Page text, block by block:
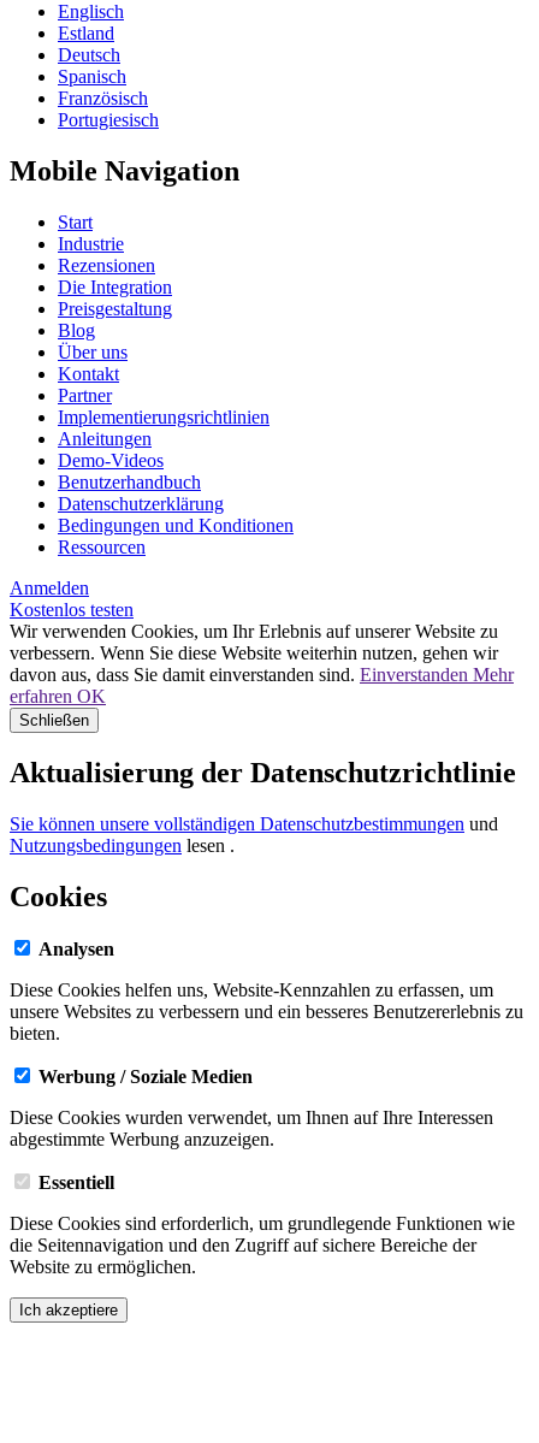
Englisch
Estland
Deutsch
Spanisch
Französisch
Portugiesisch
Mobile Navigation
Start
Industrie
Rezensionen
Die Integration
Preisgestaltung
Blog
Über uns
Kontakt
Partner
Implementierungsrichtlinien
Anleitungen
Demo-Videos
Benutzerhandbuch
Datenschutzerklärung
Bedingungen und Konditionen
Ressourcen
Anmelden
Kostenlos testen
Wir verwenden Cookies, um Ihr Erlebnis auf unserer Website zu
verbessern. Wenn Sie diese Website weiterhin nutzen, gehen wir
davon aus, dass Sie damit einverstanden sind. Einverstanden Mehr
erfahren OK
Schließen
Aktualisierung der Datenschutzrichtlinie
Sie können unsere vollständigen Datenschutzbestimmungen und
Nutzungsbedingungen lesen .
Cookies
Analysen
Diese Cookies helfen uns, Website-Kennzahlen zu erfassen, um
unsere Websites zu verbessern und ein besseres Benutzererlebnis zu
bieten.
Werbung / Soziale Medien
Diese Cookies wurden verwendet, um Ihnen auf Ihre Interessen
abgestimmte Werbung anzuzeigen.
Essentiell
Diese Cookies sind erforderlich, um grundlegende Funktionen wie
die Seitennavigation und den Zugriff auf sichere Bereiche der
Website zu ermöglichen.
Ich akzeptiere